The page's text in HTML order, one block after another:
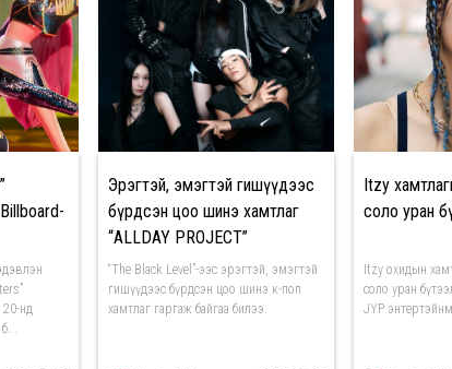
нд
Эрэгтэй, эмэгтэй гишүүдээс
бүрдсэн цоо шинэ хамтлаг
“ALLDAY PROJECT”
“The Black Level”-ээс эрэгтэй, эмэгтэй
гишүүдээс бүрдсэн цоо шинэ к-поп
хамтлаг гаргаж байгаа билээ.
Itzy
соло уран
Itzy охидын
соло уран
JYP